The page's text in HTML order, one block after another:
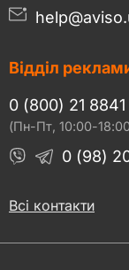
Відділ
0 (800) 21 8841
(Пн-Пт, 10:00-
0 (98)
Всі контакти